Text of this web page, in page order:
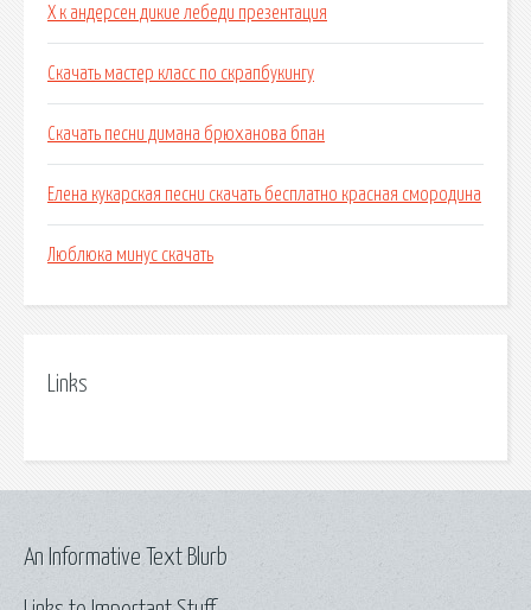
Х к андерсен дикие лебеди презентация
Скачать мастер класс по скрапбукингу
Скачать песни димана брюханова бпан
Елена кукарская песни скачать бесплатно красная смородина
Люблюка минус скачать
Links
An Informative Text Blurb